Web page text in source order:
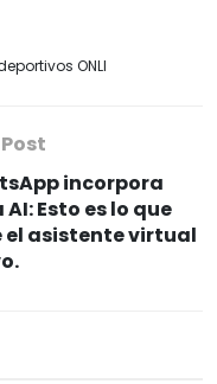
ONLI
incorpora
AI: Esto es lo que
el asistente virtual